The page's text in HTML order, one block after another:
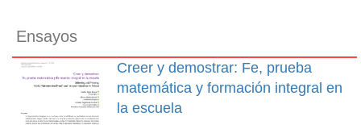
Ensayos
Creer y demostrar: Fe, prueba
matemática y formación integral en
la escuela